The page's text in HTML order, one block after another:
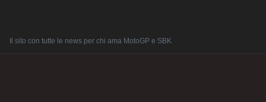
Il sito con tutte le news per chi ama MotoGP e SBK